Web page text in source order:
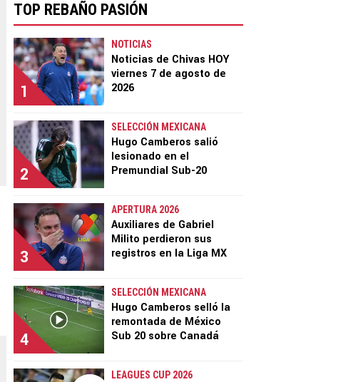
TOP REBAÑO PASIÓN
1
NOTICIAS
Noticias de Chivas HOY
viernes 7 de agosto de
2026
2
SELECCIÓN MEXICANA
Hugo Camberos salió
lesionado en el
Premundial Sub-20
3
APERTURA 2026
Auxiliares de Gabriel
Milito perdieron sus
registros en la Liga MX
4
SELECCIÓN MEXICANA
Hugo Camberos selló la
remontada de México
Sub 20 sobre Canadá
LEAGUES CUP 2026